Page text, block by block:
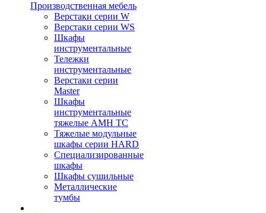
Производственная мебель
Верстаки серии W
Верстаки серии WS
Шкафы
инструментальные
Тележки
инструментальные
Верстаки серии
Master
Шкафы
инструментальные
тяжелые AMH TC
Тяжелые модульные
шкафы серии HARD
Cпециализированные
шкафы
Шкафы сушильные
Металлические
тумбы